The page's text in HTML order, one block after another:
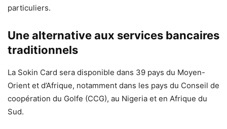
particuliers.
Une alternative aux services bancaires
traditionnels
La Sokin Card sera disponible dans 39 pays du Moyen-
Orient et d’Afrique, notamment dans les pays du Conseil de
coopération du Golfe (CCG), au Nigeria et en Afrique du
Sud.